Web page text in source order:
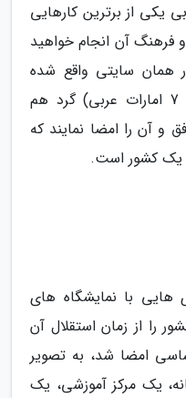
یکی از برترین کارهایی
فرهنگ آن انجام خواهید
همان سایتی واقع شده
است که 7 پدر بنیانگذار (حکام 7 امارات عربی) گرد هم
و آن را امضا نمایند که
یک کشور است.
هایی با نمایشگاه های
را از زمان استقلال آن
اساسی امضا شد، به تصویر
یک مرکز آموزشی، یک